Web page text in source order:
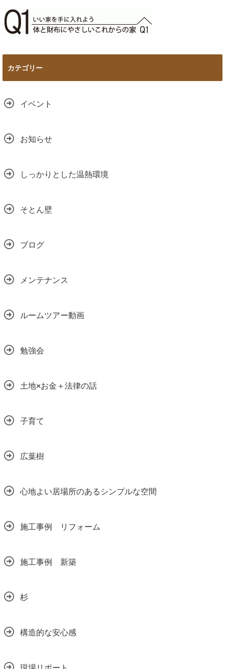
カテゴリー
イベント
お知らせ
しっかりとした温熱環境
そとん壁
ブログ
メンテナンス
ルームツアー動画
勉強会
土地×お金＋法律の話
子育て
広葉樹
心地よい居場所のあるシンプルな空間
施工事例 リフォーム
施工事例 新築
杉
構造的な安心感